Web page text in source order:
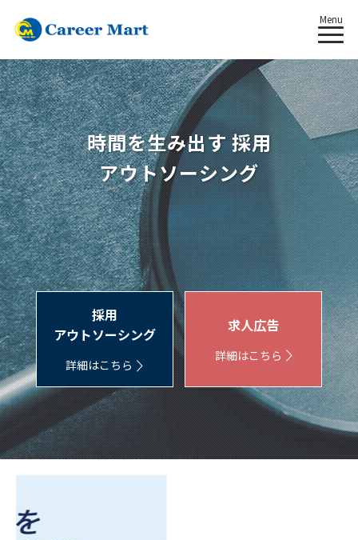
Menu
採用
アウトソーシング
詳細はこちら
求人広告
詳細はこちら
時間を生み出す 採用
アウトソーシング